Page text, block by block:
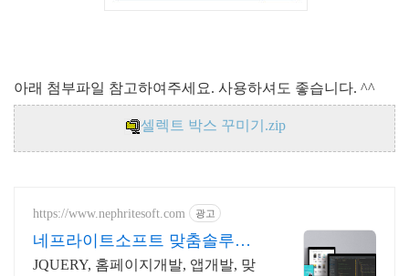
아래 첨부파일 참고하여주세요. 사용하셔도 좋습니다. ^^
셀렉트 박스 꾸미기.zip
https://www.nephritesoft.com 광고
네프라이트소프트 맞춤솔루션
개발
JQUERY, 홈페이지개발, 앱개발, 맞